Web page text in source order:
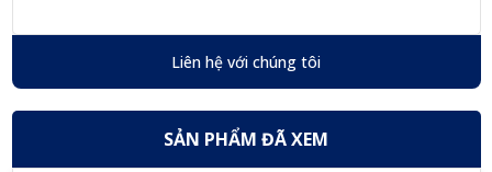
Liên hệ với chúng tôi
SẢN PHẨM ĐÃ XEM